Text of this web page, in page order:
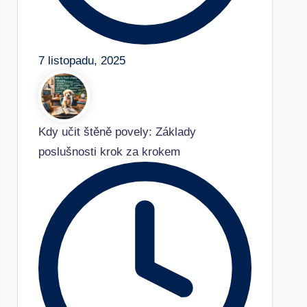
7 listopadu, 2025
Kdy učit štěně povely: Základy
poslušnosti krok za krokem